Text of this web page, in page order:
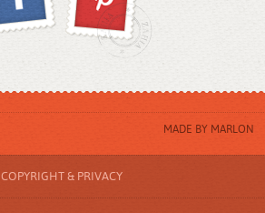
MADE BY MARLON
COPYRIGHT & PRIVACY